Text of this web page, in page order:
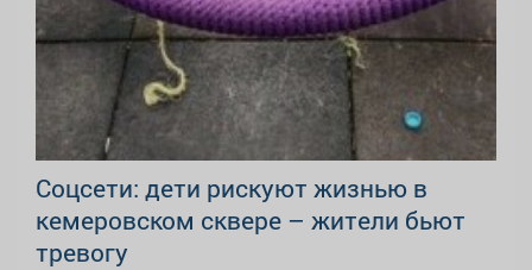
Соцсети: дети рискуют жизнью в
кемеровском сквере – жители бьют
тревогу